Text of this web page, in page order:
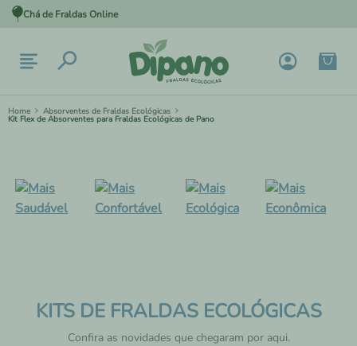
Chá de Fraldas Online
Absorventes de Fraldas Ecológicas
Kit Flex de Absorventes para Fraldas Ecológicas de Pano
KITS DE FRALDAS ECOLÓGICAS
Confira as novidades que chegaram por aqui.